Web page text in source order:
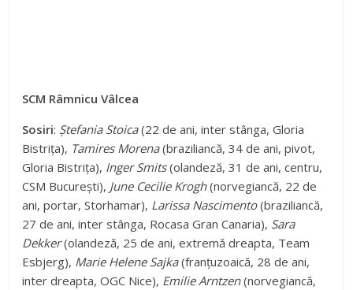
SCM Râmnicu Vâlcea
Sosiri: Ștefania Stoica(22 de ani, inter stânga, Gloria
Bistrița), Tamires Morena(braziliancă, 34 de ani, pivot,
Gloria Bistrița), Inger Smits(olandeză, 31 de ani, centru,
CSM București), June Cecilie Krogh(norvegiancă, 22 de
ani, portar, Storhamar), Larissa Nascimento(braziliancă,
27 de ani, inter stânga, Rocasa Gran Canaria), Sara
Dekker(olandeză, 25 de ani, extremă dreapta, Team
Esbjerg), Marie Helene Sajka(franțuzoaică, 28 de ani,
inter dreapta, OGC Nice), Emilie Arntzen(norvegiancă,